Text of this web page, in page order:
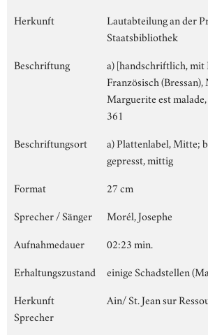
Herkunft
Lautabteilung an der
Staatsbibliothek
Beschriftung
a) [handschriftlich,
Französisch
Marguerite est
361
Beschriftungsort
a) Plattenlabel, Mitte;
gepresst, mittig
Format
27 cm
Sprecher / Sänger
Morél, Josephe
Aufnahmedauer
02:23 min.
Erhaltungszustand
einige Schadstellen
Herkunft
Sprecher
Ain/ St. Jean sur